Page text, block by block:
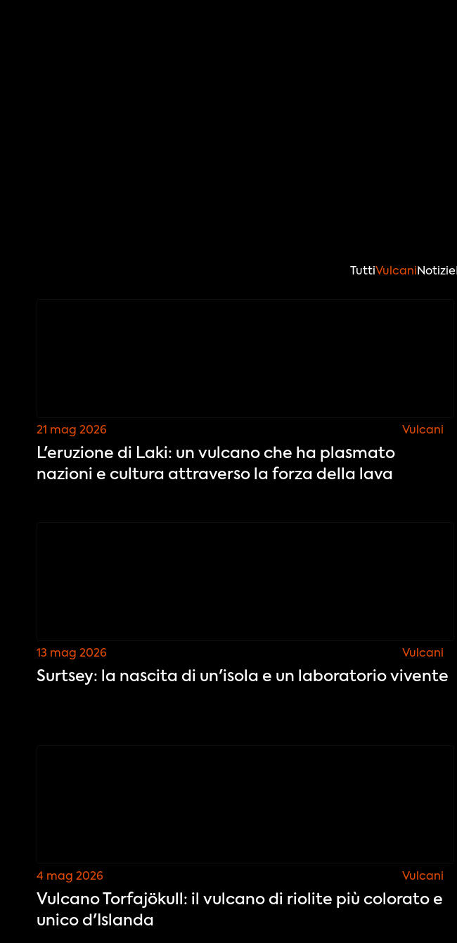
TuttiVulcani Notizie
21 mag 2026 Vulcani
L'eruzione di Laki: un vulcano che ha plasmato
nazioni e cultura attraverso la forza della lava
13 mag 2026 Vulcani
Surtsey: la nascita di un'isola e un laboratorio vivente
4 mag 2026 Vulcani
Vulcano Torfajökull: il vulcano di riolite più colorato e
unico d'Islanda